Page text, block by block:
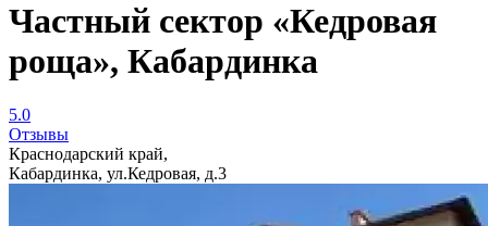
Частный сектор «Кедровая
роща», Кабардинка
5.0
Отзывы
Краснодарский край,
Кабардинка, ул.Кедровая, д.3